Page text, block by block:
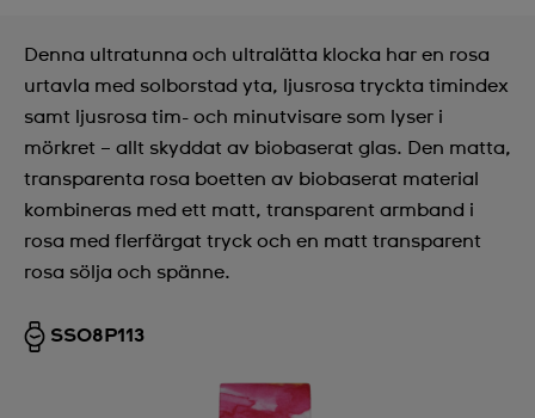
Denna ultratunna och ultralätta klocka har en rosa
urtavla med solborstad yta, ljusrosa tryckta timindex
samt ljusrosa tim- och minutvisare som lyser i
mörkret – allt skyddat av biobaserat glas. Den matta,
transparenta rosa boetten av biobaserat material
kombineras med ett matt, transparent armband i
rosa med flerfärgat tryck och en matt transparent
rosa sölja och spänne.
SS08P113